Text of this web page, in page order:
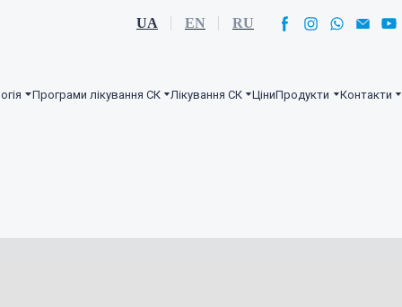
UA EN RU
Програми лікування СК Лікування СК ЦіниПродукти Контакти